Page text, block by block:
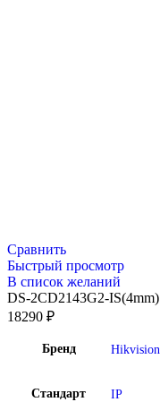
Сравнить
Быстрый просмотр
В список желаний
DS-2CD2143G2-IS(4mm)
18290 ₽
Бренд Hikvision
Стандарт IP